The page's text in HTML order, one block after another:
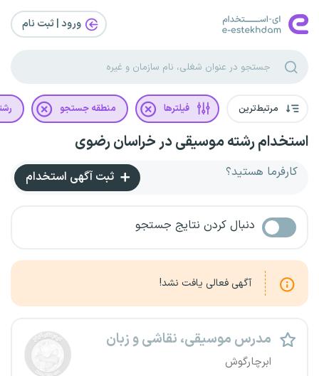
ورود | ثبت‌ نام
مرتبط‌ترین فیلترها منطقه جستجو
استخدام رشته موسیقی در خراسان رضوی
کارفرما هستید؟ ثبت آگهی استخدام
دنبال کردن نتایج جستجو
آگهی فعالی یافت نشد!
مدرس موسیقی، نقاشی و زبان
ابرچارگوش